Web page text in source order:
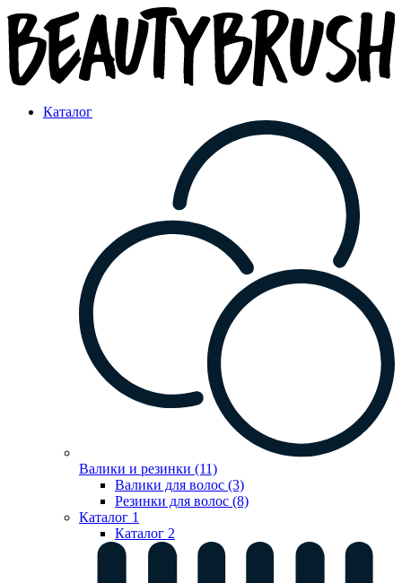
Каталог
Валики и резинки (11)
Валики для волос (3)
Резинки для волос (8)
Каталог 1
Каталог 2